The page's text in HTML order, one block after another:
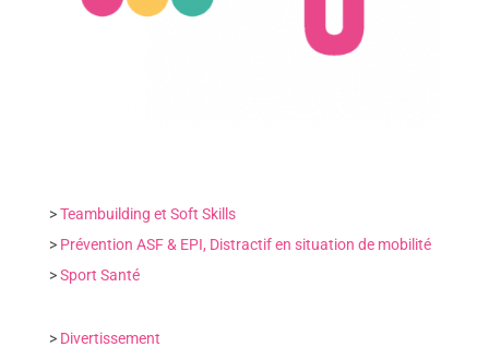
>Teambuilding et Soft Skills
> Prévention ASF & EPI, Distractif en situation de mobilité
>Sport Santé
> Divertissement